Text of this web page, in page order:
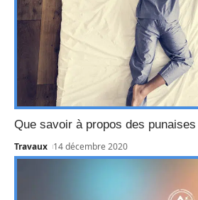
Que savoir à propos des
Travaux 14 décembre 2020